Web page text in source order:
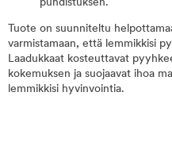
puhdistuksen.
Tuote on suunniteltu
varmistamaan, että lemmikkisi
Laadukkaat kosteuttavat
kokemuksen ja suojaavat ihoa
lemmikkisi hyvinvointia.